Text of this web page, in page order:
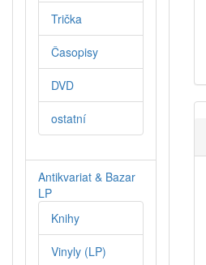
Trička
Časopisy
DVD
ostatní
Antikvariat & Bazar
LP
Knihy
Vinyly (LP)